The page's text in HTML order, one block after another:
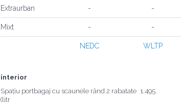
Extraurban - -
Mixt - -
NEDC WLTP
interior
Spațiu portbagaj cu scaunele rând 2 rabatate
(litr
1.495